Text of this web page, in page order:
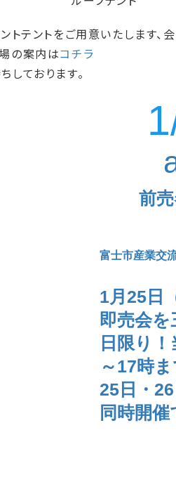
テントをご用意いたします、
の案内はコチラ
しております。
前
富士市産業交
1月25日
即売会
日限り
～17時ま
25日・
同時開催